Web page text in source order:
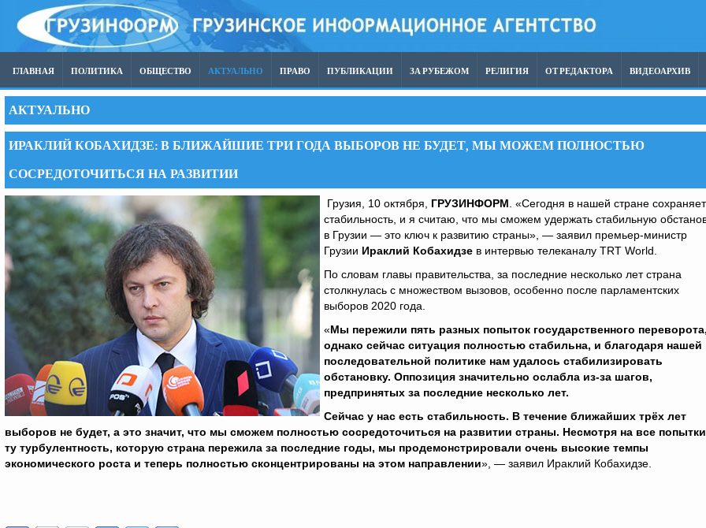
ГЛАВНАЯ ПОЛИТИКА ОБЩЕСТВО АКТУАЛЬНО ПРАВО ПУБЛИКАЦИИ ЗА РУБЕЖОМ РЕЛИГИЯ ОТ РЕДАКТОРА ВИДЕОАРХИВ
АКТУАЛЬНО
ИРАКЛИЙ КОБАХИДЗЕ: В БЛИЖАЙШИЕ ТРИ ГОДА ВЫБОРОВ НЕ БУДЕТ, МЫ МОЖЕМ ПОЛНОСТЬЮ
СОСРЕДОТОЧИТЬСЯ НА РАЗВИТИИ
Грузия, 10 октября, ГРУЗИНФОРМ . «Сегодня в нашей стране
стабильность, и я считаю, что мы сможем удержать стабильную
в Грузии — это ключ к развитию страны», — заявил премьер-министр
Грузии Ираклий Кобахидзе в интервью телеканалу TRT World.
По словам главы правительства, за последние несколько лет страна
столкнулась с множеством вызовов, особенно после парламентских
выборов 2020 года.
«Мы пережили пять разных попыток государственного
однако сейчас ситуация полностью стабильна, и благодаря нашей
последовательной политике нам удалось стабилизировать
обстановку. Оппозиция значительно ослабла из-за шагов,
предпринятых за последние несколько лет.
Сейчас у нас есть стабильность. В течение ближайших трёх лет
выборов не будет, а это значит, что мы сможем полностью сосредоточиться на развитии страны. Несмотря на все
ту турбулентность, которую страна пережила за последние годы, мы продемонстрировали очень высокие темпы
экономического роста и теперь полностью сконцентрированы на этом направлении», — заявил Ираклий Кобахидзе.